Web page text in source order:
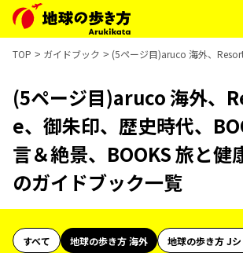
TOP ガイドブック (5ページ目)aruco 海外、
(5ページ目)aruco 海外、
e、御朱印、歴史時代、
言＆絶景、BOOKS 旅と健
のガイドブック一覧
すべて 地球の歩き方 海外
地球の歩き方 Jシ